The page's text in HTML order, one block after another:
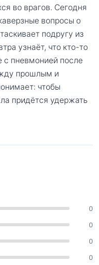
во врагов. Сегодня
вопросы о
подругу из
узнаёт, что кто-то
с пневмонией после
прошлым и
чтобы
придётся удержать
0
0
0
0